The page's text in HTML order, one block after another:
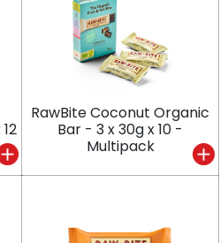
RawBite Coconut Organic
Bar - 3 x 30g x 10 -
Multipack